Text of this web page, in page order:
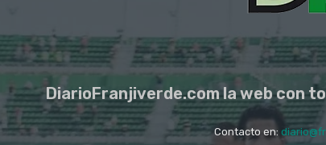
DiarioFranjiverde.com la web con
Contacto en: